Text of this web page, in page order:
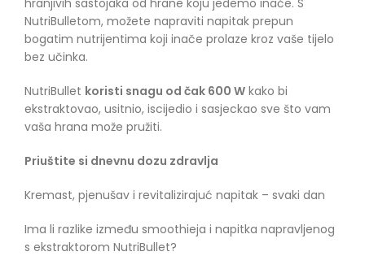
NutriBulletom, možete napraviti napitak prepun
bogatim nutrijentima koji inače prolaze kroz vaše tijelo
bez učinka.
NutriBullet koristi snagu od čak 600 W kako bi
ekstraktovao, usitnio, iscijedio i sasjeckao sve što vam
vaša hrana može pružiti.
Priuštite si dnevnu dozu zdravlja
Kremast, pjenušav i revitalizirajuć napitak – svaki dan
Ima li razlike između smoothieja i napitka napravljenog
s ekstraktorom NutriBullet?